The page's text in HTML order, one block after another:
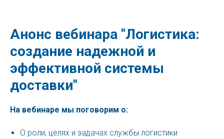
Анонс вебинара "Логистика:
создание надежной и
эффективной системы
доставки"
На вебинаре мы поговорим о:
О роли, целях и задачах службы логистики